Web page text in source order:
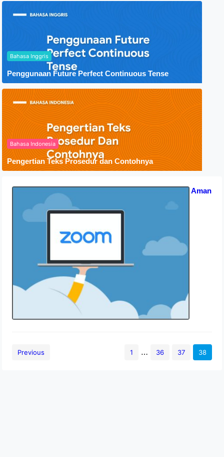
Bahasa Inggris
Penggunaan Future Perfect Continuous Tense
Bahasa Indonesia
Pengertian Teks Prosedur dan Contohnya
Apakah Zoom Berbahaya? Tips Aman
15 September 2020
Previous 1 … 36 37 38